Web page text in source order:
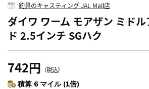
釣具のキャスティング JAL Mall店
ダイワ ワーム モアザン ミド
ド 2.5インチ SGハク
742円 （税込）
積算 6 マイル (1倍)